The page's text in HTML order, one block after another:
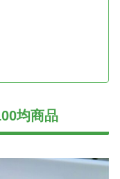
均商品